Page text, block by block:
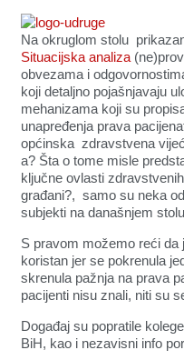
Na okruglom stolu
Situacijska analiza
obvezama i
koji detaljno pojašnjavaju
mehanizama koji su
unapređenja prava
općinska zdravstvena
a? Šta o tome misle
ključne ovlasti
građani?, samo su neka
subjekti na današnjem
S pravom možemo reći da
koristan jer se pokrenula
skrenula pažnja na prava
pacijenti nisu znali, niti su
Događaj su popratile
BiH, kao i nezavisni info